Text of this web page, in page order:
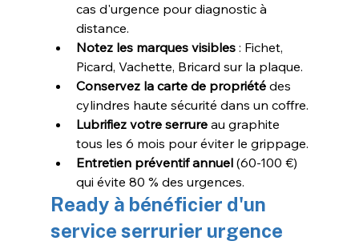
cas d'urgence pour diagnostic à
distance.
Notez les marques visibles : Fichet,
Picard, Vachette, Bricard sur la plaque.
Conservez la carte de propriété des
cylindres haute sécurité dans un coffre.
Lubrifiez votre serrure au graphite
tous les 6 mois pour éviter le grippage.
Entretien préventif annuel (60-100 €)
qui évite 80 % des urgences.
Ready à bénéficier d'un
service serrurier urgence